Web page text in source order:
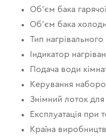
Об’єм бака
Об’єм бака
Тип
Індикатор
Подача води
Керування
Знімний лоток
Експлуатація при
Країна